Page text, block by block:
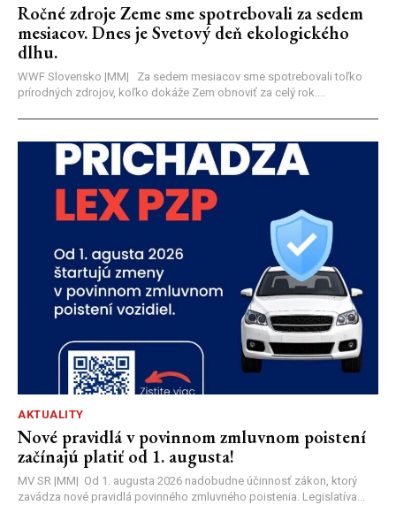
Ročné zdroje Zeme sme spotrebovali za sedem
mesiacov. Dnes je Svetový deň ekologického
dlhu.
WWF Slovensko |MM| Za sedem mesiacov sme spotrebovali toľko
prírodných zdrojov, koľko dokáže Zem obnoviť za celý rok....
AKTUALITY
Nové pravidlá v povinnom zmluvnom poistení
začínajú platiť od 1. augusta!
MV SR |MM| Od 1. augusta 2026 nadobudne účinnosť zákon, ktorý
zavádza nové pravidlá povinného zmluvného poistenia. Legislatíva...